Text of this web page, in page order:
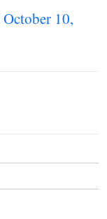
October 10,